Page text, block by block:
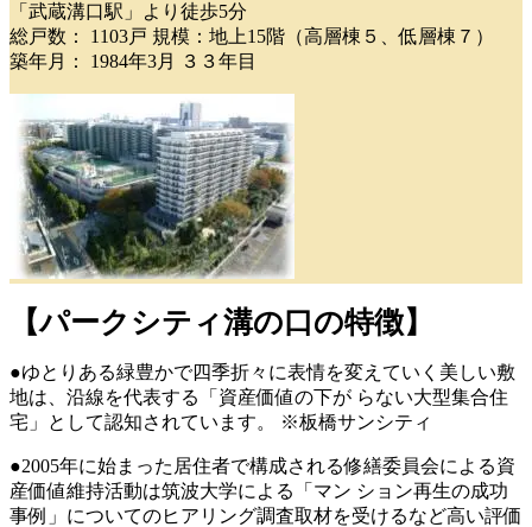
「武蔵溝口駅」より徒歩5分
総戸数： 1103戸 規模：地上15階（高層棟５、低層棟７）
築年月： 1984年3月 ３３年目
【パークシティ溝の口の特徴】
●ゆとりある緑豊かで四季折々に表情を変えていく美しい敷
地は、沿線を代表する「資産価値の下が らない大型集合住
宅」として認知されています。 ※板橋サンシティ
●2005年に始まった居住者で構成される修繕委員会による資
産価値維持活動は筑波大学による「マン ション再生の成功
事例」についてのヒアリング調査取材を受けるなど高い評価